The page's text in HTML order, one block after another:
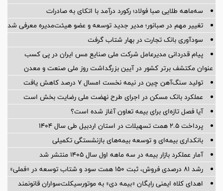
سه‌ماهه طلایی صبا فولاد؛ رکورد درآمد با اتکای به صادرات
تغییر مهم در صبانور؛ مدیر جدید توسعه و عضو هیئت‌مدیره معرفی شد
سودآوری بانک تجارت در بهار شتاب گرفت
پیام قدردانی مدیرعامل شرکت ملی صنایع مس ایران در پی کسب
عنوان مکتشف برتر کشور در آیین بزرگداشت روز ملی صنعت و معدن
تولید سنگ‌آهن چین در نیمه نخست امسال ۷ درصد کاهش یافت
عملکرد بانک مسکن در اجرای طرح نهضت ملی رضایت بخش است
آیا فصل تازه‌ای برای بیمه تعاون آغاز شده است؟
پرداخت ۲.۵ همت تسهیلات در استان اردبیل طی سال ۱۴۰۴
بانکداری بیمه‌ای و توسعه بیمه‌های بازنشستگی تکمیلی
آمار عملكرد بازار بیمه در سه ماهه اول سال 1405 منتشر شد
رشد ۸۱ درصدی فروش، ثبت ۱۵۰ همت سود و شتاب توسعه در «فملی»
اهدای کلاه ایمنی رایگان «بیمه دی» به موتورسیکلت‌سواران قانونمند